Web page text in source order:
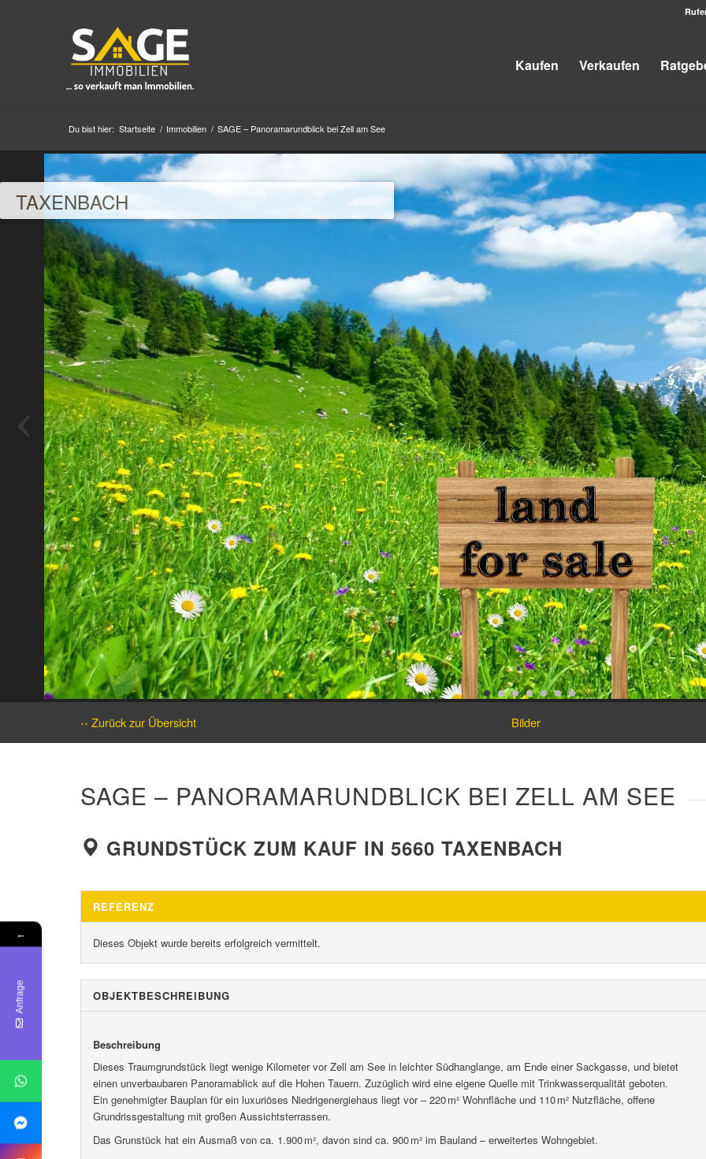
Kaufen Verkaufen
Du bist hier: Startseite / Immobilien / SAGE – Panoramarundblick bei Zell am See
TAXENBACH
‹‹ Zurück zur Übersicht Bilder
SAGE – PANORAMARUNDBLICK BEI ZELL AM SEE
GRUNDSTÜCK ZUM KAUF IN 5660 TAXENBACH
REFERENZ
Dieses Objekt wurde bereits erfolgreich vermittelt.
OBJEKT­BESCHREIBUNG
Beschreibung
Dieses Traumgrundstück liegt wenige Kilometer vor Zell am See in leichter Südhanglange, am Ende einer Sackgasse, und bietet
einen unverbaubaren Panoramablick auf die Hohen Tauern. Zuzüglich wird eine eigene Quelle mit Trinkwasserqualität geboten.
Ein genehmigter Bauplan für ein luxuriöses Niedrigenergiehaus liegt vor – 220 m² Wohnfläche und 110 m² Nutzfläche, offene
Grundrissgestaltung mit großen Aussichtsterrassen.
Das Grunstück hat ein Ausmaß von ca. 1.900 m², davon sind ca. 900 m² im Bauland – erweitertes Wohngebiet.
←
Anfrage